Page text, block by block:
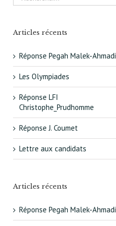
Articles récents
Réponse Pegah Malek-Ahmadi
Les Olympiades
Réponse LFI
Christophe_Prudhomme
Réponse J. Coumet
Lettre aux candidats
Articles récents
Réponse Pegah Malek-Ahmadi